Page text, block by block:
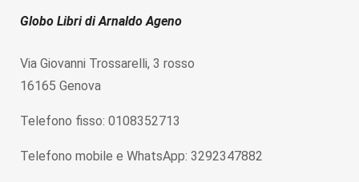
Globo Libri di Arnaldo Ageno
Via Giovanni Trossarelli, 3 rosso
16165 Genova
Telefono fisso: 0108352713
Telefono mobile e WhatsApp: 3292347882